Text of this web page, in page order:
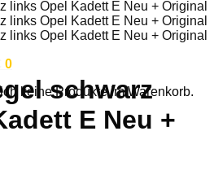
0
keine Produkte im Warenkorb.
schwarz
E Neu +